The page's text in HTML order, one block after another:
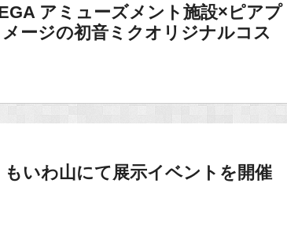
アミューズメント施設×ピアプ
ージの初音ミクオリジナルコス
もいわ山にて展示イベントを開催